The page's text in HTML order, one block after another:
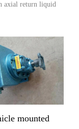
axial return liquid
mounted